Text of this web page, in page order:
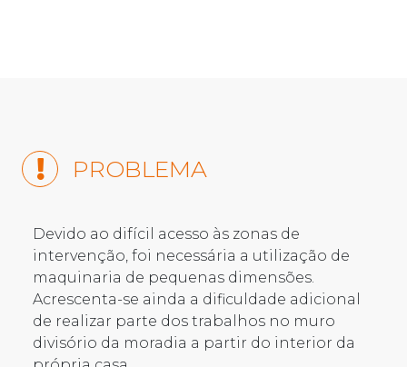
PROBLEMA
Devido ao difícil acesso às zonas de
intervenção, foi necessária a utilização de
maquinaria de pequenas dimensões.
Acrescenta-se ainda a dificuldade adicional
de realizar parte dos trabalhos no muro
divisório da moradia a partir do interior da